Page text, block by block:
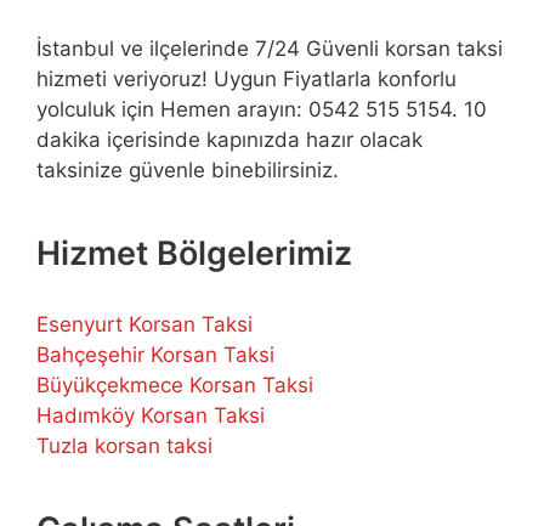
İstanbul ve ilçelerinde 7/24 Güvenli korsan taksi
hizmeti veriyoruz! Uygun Fiyatlarla konforlu
yolculuk için Hemen arayın: 0542 515 5154. 10
dakika içerisinde kapınızda hazır olacak
taksinize güvenle binebilirsiniz.
Hizmet Bölgelerimiz
Esenyurt Korsan Taksi
Bahçeşehir Korsan Taksi
Büyükçekmece Korsan Taksi
Hadımköy Korsan Taksi
Tuzla korsan taksi